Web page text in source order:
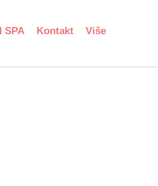
SPA Kontakt Više